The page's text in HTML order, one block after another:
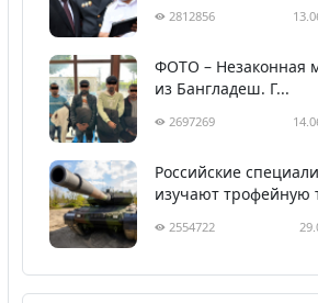
2812856
ФОТО – Незаконная
из Бангладеш. Г...
2697269
Российские
изучают трофейную
2554722